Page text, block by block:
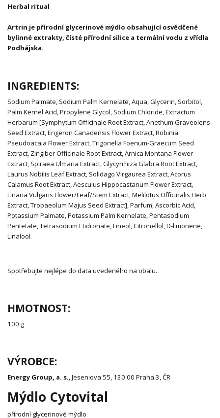
Herbal ritual
Artrin je přírodní glycerinové mýdlo obsahující osvědčené
bylinné extrakty, čísté přírodní silice a termální vodu z vřídla
Podhájska.
INGREDIENTS:
Sodium Palmate, Sodium Palm Kernelate, Aqua, Glycerin, Sorbitol,
Palm Kernel Acid, Propylene Glycol, Sodium Chloride, Extractum
Herbarum [Symphytum Officinale Root Extract, Anethum Graveolens
Seed Extract, Erigeron Canadensis Flower Extract, Robinia
Pseudoacaia Flower Extract, Trigonella Foenum-Graecum Seed
Extract, Zingiber Officinale Root Extract, Arnica Montana Flower
Extract, Spiraea Ulmaria Extract, Glycyrrhiza Glabra Root Extract,
Laurus Nobilis Leaf Extract, Solidago Virgaurea Extract, Acorus
Calamus Root Extract, Aesculus Hippocastanum Flower Extract,
Linaria Vulgaris Flower/Leaf/Stem Extract, Melilotus Officinalis Herb
Extract, Tropaeolum Majus Seed Extract], Parfum, Ascorbic Acid,
Potassium Palmate, Potassium Palm Kernelate, Pentasodium
Pentetate, Tetrasodium Etidronate, Lineol, Citronellol, D-limonene,
Linalool.
Spotřebujte nejlépe do data uvedeného na obalu.
HMOTNOST:
100 g
VÝROBCE:
Energy Group, a. s., Jeseniova 55, 130 00 Praha 3, ČR
Mýdlo Cytovital
přírodní glycerinové mýdlo